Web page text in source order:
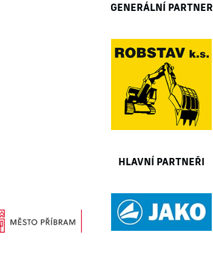
GENERÁLNÍ PARTNER
HLAVNÍ PARTNEŘI